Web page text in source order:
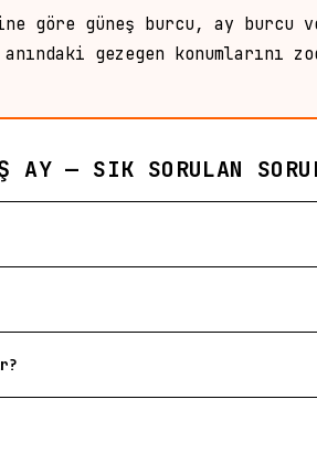
göre güneş burcu, ay burcu
gezegen konumlarını
AY — SIK SORULAN